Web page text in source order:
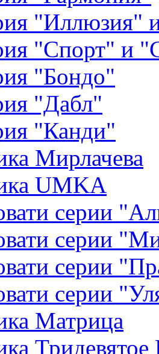
"Иллюзия"
"Спорт" и
"Бондо"
"Дабл"
"Канди"
Мирлачева
UMKA
серии
серии
серии
серии
Матрица
Тридевятое